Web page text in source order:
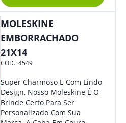
Praticidade À Eventos E Feiras
De Exposição.
MOLESKINE
EMBORRACHADO
21X14
COD.:4549
Super Charmoso E Com Lindo
Design, Nosso Moleskine É O
Brinde Certo Para Ser
Personalizado Com Sua